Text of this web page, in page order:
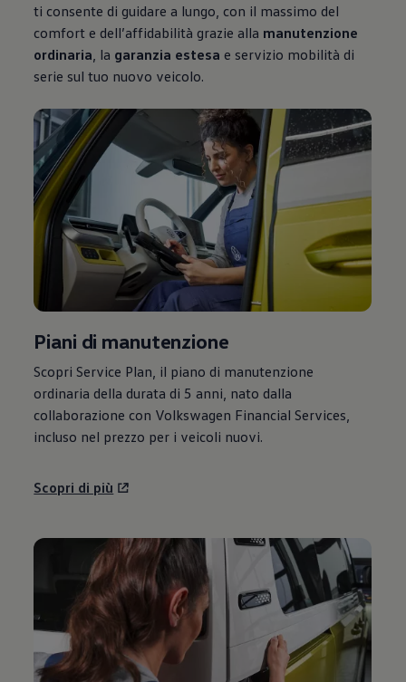
ti consente di guidare a lungo, con il massimo del
comfort e dell’affidabilità grazie alla manutenzione
ordinaria , la garanzia estesa e servizio mobilità di
serie sul tuo nuovo veicolo.
Piani di manutenzione
Scopri Service Plan, il piano di manutenzione
ordinaria della durata di 5 anni, nato dalla
collaborazione con Volkswagen Financial Services,
incluso nel prezzo per i veicoli nuovi.
Scopri di più